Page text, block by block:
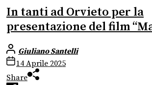
In tanti ad Orvieto per la
presentazione del film
Giuliano Santelli
14 Aprile 2025
Share